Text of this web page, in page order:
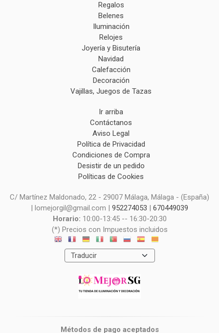
Regalos
Belenes
Iluminación
Relojes
Joyería y Bisutería
Navidad
Calefacción
Decoración
Vajillas, Juegos de Tazas
Ir arriba
Contáctanos
Aviso Legal
Política de Privacidad
Condiciones de Compra
Desistir de un pedido
Políticas de Cookies
C/ Martínez Maldonado, 22 - 29007 Málaga, Málaga - (España)
| lomejorgil@gmail.com | 952274053 | 670449039
Horario: 10:00-13:45 -- 16:30-20:30
(*) Precios con Impuestos incluidos
Métodos de pago aceptados